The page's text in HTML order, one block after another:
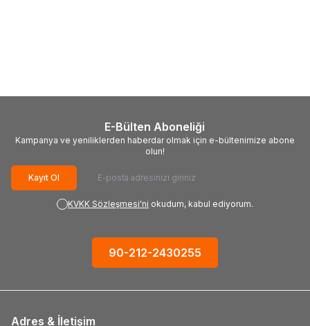
E-Bülten Aboneliği
Kampanya ve yeniliklerden haberdar olmak için e-bültenimize abone
olun!
Kayıt Ol
KVKK Sözleşmesi'ni okudum, kabul ediyorum.
90-212-2430255
Adres & İletişim